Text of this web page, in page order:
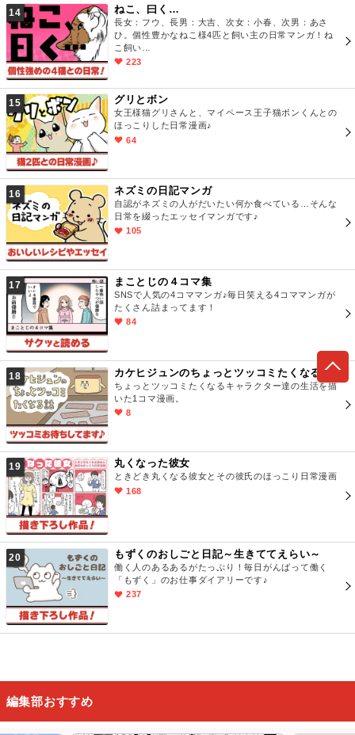
14 ねこ、曰く…
長女：フウ、長男：大吉、次女：小春、次男：あさ
ひ。個性豊かなねこ様4匹と飼い主の日常マンガ！ね
こ飼い…
223
15 グリとボン
女王様猫グリさんと、マイペース王子猫ボンくんとの
ほっこりした日常漫画♪
64
16 ネズミの日記マンガ
自認がネズミの人がだいたい何か食べている…そんな
日常を綴ったエッセイマンガです♪
105
17 まことじの４コマ集
SNSで人気の4コママンガ♪毎日笑える4コママンガが
たくさん詰まってます！
84
18 カケヒジュンのちょっとツッコミたくなる話
ちょっとツッコミたくなるキャラクター達の生活を描
いた1コマ漫画。
8
19 丸くなった彼女
ときどき丸くなる彼女とその彼氏のほっこり日常漫画
168
20 もずくのおしごと日記～生きててえらい～
働く人のあるあるがたっぷり！毎日がんばって働く
「もずく」のお仕事ダイアリーです♪
237
編集部おすすめ